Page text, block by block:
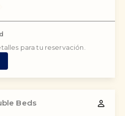
para tu reservación.
Beds